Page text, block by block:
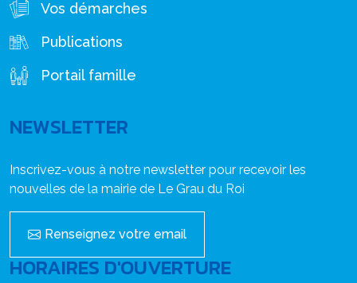
Vos démarches
Publications
Portail famille
NEWSLETTER
Inscrivez-vous à notre newsletter pour recevoir les
nouvelles de la mairie de Le Grau du Roi
Renseignez votre email
HORAIRES D'OUVERTURE